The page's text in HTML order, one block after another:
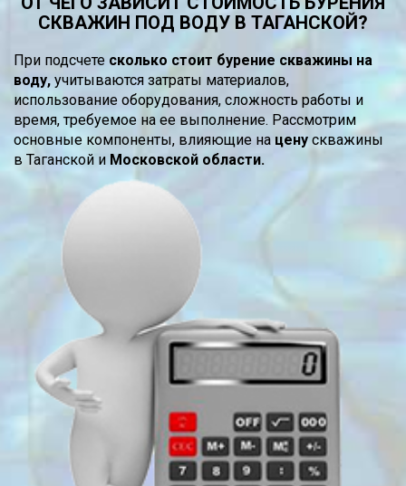
СКВАЖИН ПОД ВОДУ В ТАГАНСКОЙ?
При подсчете сколько стоит бурение скважины на
воду, учитываются затраты материалов,
использование оборудования, сложность работы и
время, требуемое на ее выполнение. Рассмотрим
основные компоненты, влияющие на цену скважины
в Таганской и Московской области.